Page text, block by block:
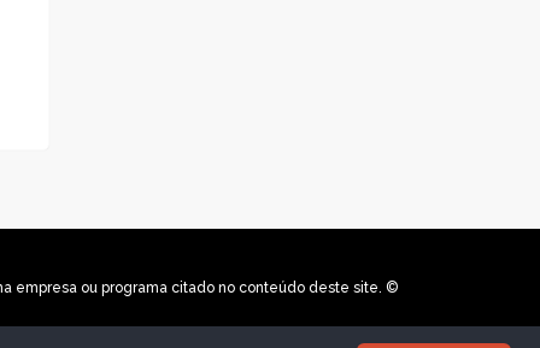
empresa ou programa citado no conteúdo deste site. ©